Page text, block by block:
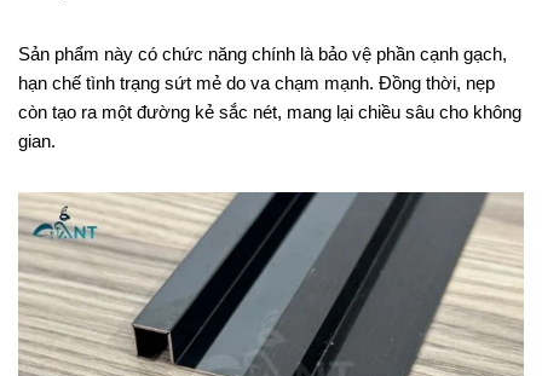
Sản phẩm này có chức năng chính là bảo vệ phần cạnh gạch,
hạn chế tình trạng sứt mẻ do va chạm mạnh. Đồng thời, nẹp
còn tạo ra một đường kẻ sắc nét, mang lại chiều sâu cho không
gian.